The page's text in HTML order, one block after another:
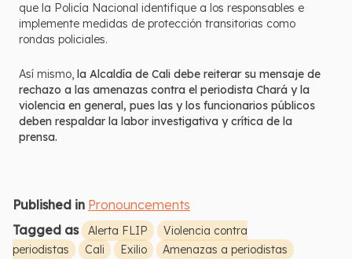
que la Policía Nacional identifique a los responsables e
implemente medidas de protección transitorias como
rondas policiales.
Así mismo, la Alcaldía de Cali debe reiterar su mensaje de
rechazo a las amenazas contra el periodista Chará y la
violencia en general, pues las y los funcionarios públicos
deben respaldar la labor investigativa y crítica de la
prensa.
Published in Pronouncements
Tagged as
Alerta FLIP
Violencia contra
periodistas
Cali Exilio Amenazas a periodistas